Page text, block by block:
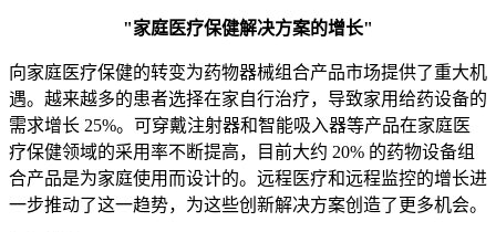
"家庭医疗保健解决方案的增长"
向家庭医疗保健的转变为药物器械组合产品市场提供了重大机
遇。越来越多的患者选择在家自行治疗，导致家用给药设备的
需求增长 25%。可穿戴注射器和智能吸入器等产品在家庭医
疗保健领域的采用率不断提高，目前大约 20% 的药物设备组
合产品是为家庭使用而设计的。远程医疗和远程监控的增长进
一步推动了这一趋势，为这些创新解决方案创造了更多机会。